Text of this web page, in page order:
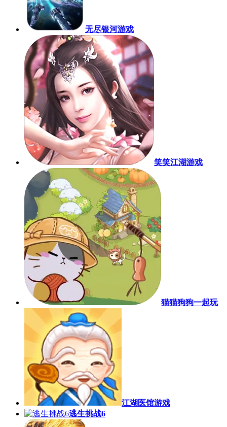
无尽银河游戏
笑笑江湖游戏
猫猫狗狗一起玩
江湖医馆游戏
逃生挑战6